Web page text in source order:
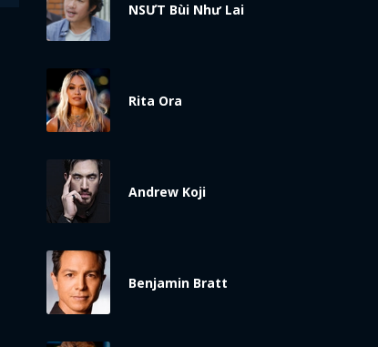
NSƯT Bùi Như Lai
Rita Ora
Andrew Koji
Benjamin Bratt